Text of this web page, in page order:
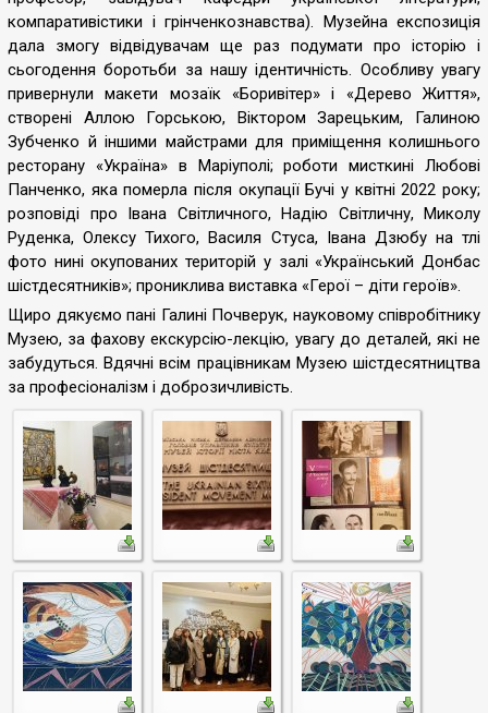
компаративістики і грінченкознавства). Музейна експозиція
дала змогу відвідувачам ще раз подумати про історію і
сьогодення боротьби за нашу ідентичність. Особливу увагу
привернули макети мозаїк «Боривітер» і «Дерево Життя»,
створені Аллою Горською, Віктором Зарецьким, Галиною
Зубченко й іншими майстрами для приміщення колишнього
ресторану «Україна» в Маріуполі; роботи мисткині Любові
Панченко, яка померла після окупації Бучі у квітні 2022 року;
розповіді про Івана Світличного, Надію Світличну, Миколу
Руденка, Олексу Тихого, Василя Стуса, Івана Дзюбу на тлі
фото нині окупованих територій у залі «Український Донбас
шістдесятників»; прониклива виставка «Герої – діти героїв».
Щиро дякуємо пані Галині Почверук, науковому співробітнику
Музею, за фахову екскурсію-лекцію, увагу до деталей, які не
забудуться. Вдячні всім працівникам Музею шістдесятництва
за професіоналізм і доброзичливість.